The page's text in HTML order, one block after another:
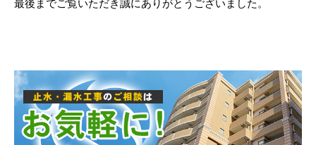
最後までご覧いただき誠にありがとうございました。